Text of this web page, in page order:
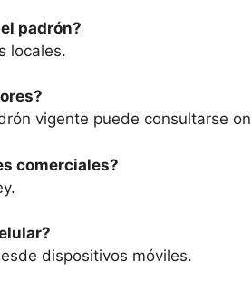
padrón?
locales.
vigente puede consultarse
comerciales?
dispositivos móviles.